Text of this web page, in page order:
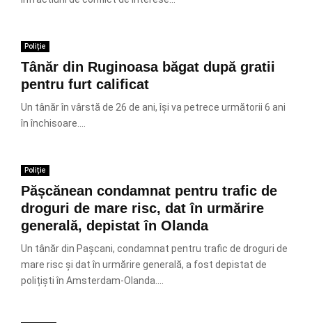
Poliție
Tânăr din Ruginoasa băgat după gratii
pentru furt calificat
Un tânăr în vârstă de 26 de ani, își va petrece următorii 6 ani
în închisoare....
Poliție
Pășcănean condamnat pentru trafic de
droguri de mare risc, dat în urmărire
generală, depistat în Olanda
Un tânăr din Pașcani, condamnat pentru trafic de droguri de
mare risc și dat în urmărire generală, a fost depistat de
polițiști în Amsterdam-Olanda....